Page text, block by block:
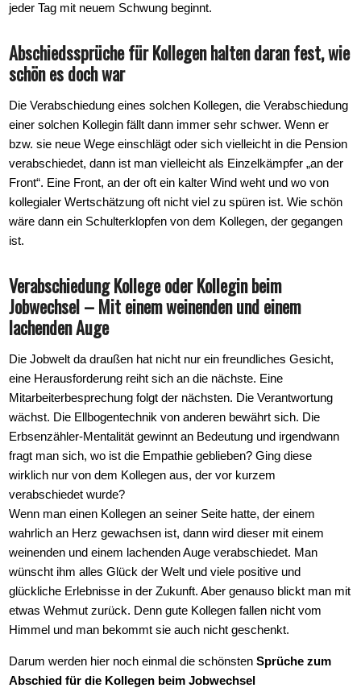
jeder Tag mit neuem Schwung beginnt.
Abschiedssprüche für Kollegen halten daran fest, wie
schön es doch war
Die Verabschiedung eines solchen Kollegen, die Verabschiedung
einer solchen Kollegin fällt dann immer sehr schwer. Wenn er
bzw. sie neue Wege einschlägt oder sich vielleicht in die Pension
verabschiedet, dann ist man vielleicht als Einzelkämpfer „an der
Front“. Eine Front, an der oft ein kalter Wind weht und wo von
kollegialer Wertschätzung oft nicht viel zu spüren ist. Wie schön
wäre dann ein Schulterklopfen von dem Kollegen, der gegangen
ist.
Verabschiedung Kollege oder Kollegin beim
Jobwechsel – Mit einem weinenden und einem
lachenden Auge
Die Jobwelt da draußen hat nicht nur ein freundliches Gesicht,
eine Herausforderung reiht sich an die nächste. Eine
Mitarbeiterbesprechung folgt der nächsten. Die Verantwortung
wächst. Die Ellbogentechnik von anderen bewährt sich. Die
Erbsenzähler-Mentalität gewinnt an Bedeutung und irgendwann
fragt man sich, wo ist die Empathie geblieben? Ging diese
wirklich nur von dem Kollegen aus, der vor kurzem
verabschiedet wurde?
Wenn man einen Kollegen an seiner Seite hatte, der einem
wahrlich an Herz gewachsen ist, dann wird dieser mit einem
weinenden und einem lachenden Auge verabschiedet. Man
wünscht ihm alles Glück der Welt und viele positive und
glückliche Erlebnisse in der Zukunft. Aber genauso blickt man mit
etwas Wehmut zurück. Denn gute Kollegen fallen nicht vom
Himmel und man bekommt sie auch nicht geschenkt.
Darum werden hier noch einmal die schönstenSprüche zum
Abschied für die Kollegen beim Jobwechsel